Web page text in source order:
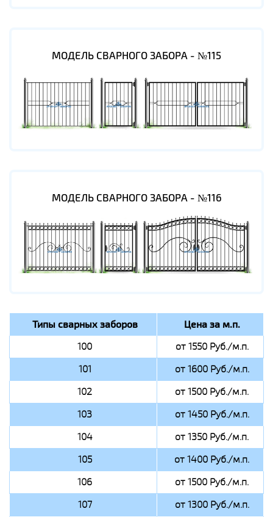
МОДЕЛЬ СВАРНОГО ЗАБОРА - №115
МОДЕЛЬ СВАРНОГО ЗАБОРА - №116
Типы сварных заборов Цена за м.п.
100
от 1550 Руб./м.п.
101
от 1600 Руб./м.п.
102
от 1500 Руб./м.п.
103
от 1450 Руб./м.п.
104
от 1350 Руб./м.п.
105
от 1400 Руб./м.п.
106
от 1500 Руб./м.п.
107
от 1300 Руб./м.п.